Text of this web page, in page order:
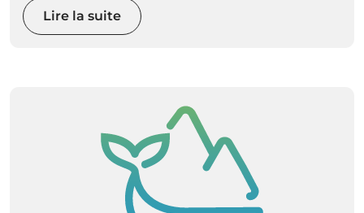
Lire la suite